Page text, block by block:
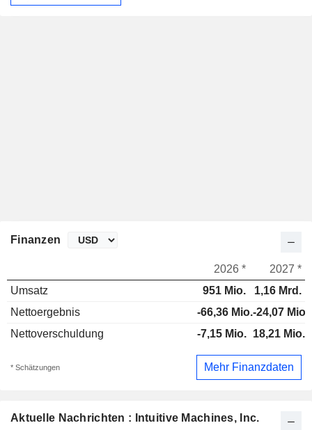
Aktuelle Nachrichten : Intuitive Machines, Inc.
Finanzen
2026 *
2027 *
Umsatz
951 Mio.
1,16 Mrd.
Nettoergebnis
-66,36 Mio.-24,07 Mio.
Nettoverschuldung
-7,15 Mio. 18,21 Mio.
* Schätzungen Mehr Finanzdaten